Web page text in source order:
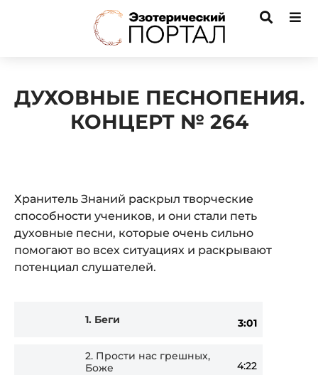
ДУХОВНЫЕ ПЕСНОПЕНИЯ.
КОНЦЕРТ № 264
Хранитель Знаний раскрыл творческие
способности учеников, и они стали петь
духовные песни, которые очень сильно
помогают во всех ситуациях и раскрывают
потенциал слушателей.
1. Беги 3:01
2. Прости нас грешных,
Боже
4:22